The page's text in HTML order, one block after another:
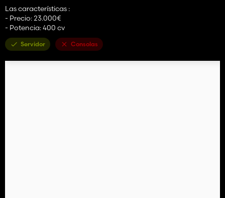
Las características :
- Precio: 23.000€
- Potencia: 400 cv
Servidor Consolas